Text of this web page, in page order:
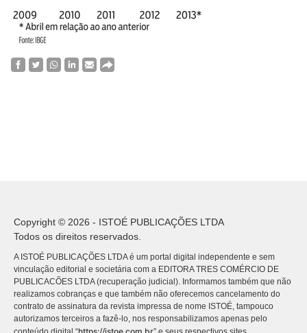
Copyright © 2026 - ISTOÉ PUBLICAÇÕES LTDA
Todos os direitos reservados.
A ISTOÉ PUBLICAÇÕES LTDA é um portal digital independente e sem
vinculação editorial e societária com a EDITORA TRES COMÉRCIO DE
PUBLICACÕES LTDA (recuperação judicial). Informamos também que não
realizamos cobranças e que também não oferecemos cancelamento do
contrato de assinatura da revista impressa de nome ISTOÉ, tampouco
autorizamos terceiros a fazê-lo, nos responsabilizamos apenas pelo